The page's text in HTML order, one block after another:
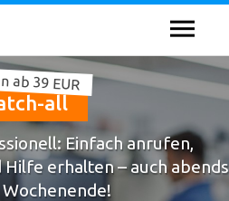
all
ab 39 EUR
Einfach anrufen,
erhalten – auch abends